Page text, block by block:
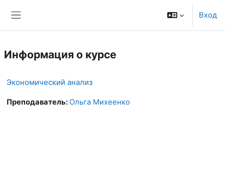
Вход
Информация о курсе
Экономический анализ
Преподаватель:Ольга Михеенко